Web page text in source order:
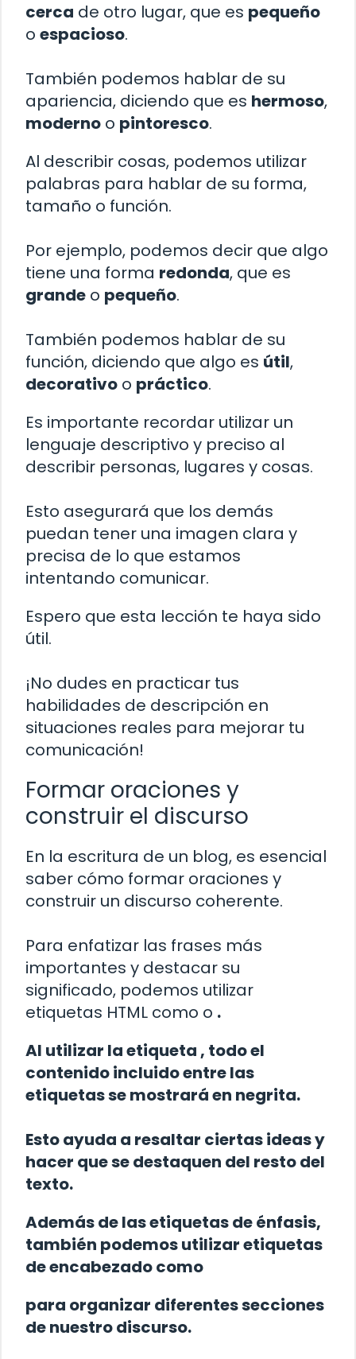
cerca de otro lugar, que es pequeño
o espacioso.
También podemos hablar de su
apariencia, diciendo que es hermoso,
moderno o pintoresco.
Al describir cosas, podemos utilizar
palabras para hablar de su forma,
tamaño o función.
Por ejemplo, podemos decir que algo
tiene una forma redonda, que es
grande o pequeño.
También podemos hablar de su
función, diciendo que algo es útil,
decorativo o práctico.
Es importante recordar utilizar un
lenguaje descriptivo y preciso al
describir personas, lugares y cosas.
Esto asegurará que los demás
puedan tener una imagen clara y
precisa de lo que estamos
intentando comunicar.
Espero que esta lección te haya sido
útil.
¡No dudes en practicar tus
habilidades de descripción en
situaciones reales para mejorar tu
comunicación!
Formar oraciones y
construir el discurso
En la escritura de un blog, es esencial
saber cómo formar oraciones y
construir un discurso coherente.
Para enfatizar las frases más
importantes y destacar su
significado, podemos utilizar
etiquetas HTML como o .
Al utilizar la etiqueta , todo el
contenido incluido entre las
etiquetas se mostrará en negrita.
Esto ayuda a resaltar ciertas ideas y
hacer que se destaquen del resto del
texto.
Además de las etiquetas de énfasis,
también podemos utilizar etiquetas
de encabezado como
para organizar diferentes secciones
de nuestro discurso.